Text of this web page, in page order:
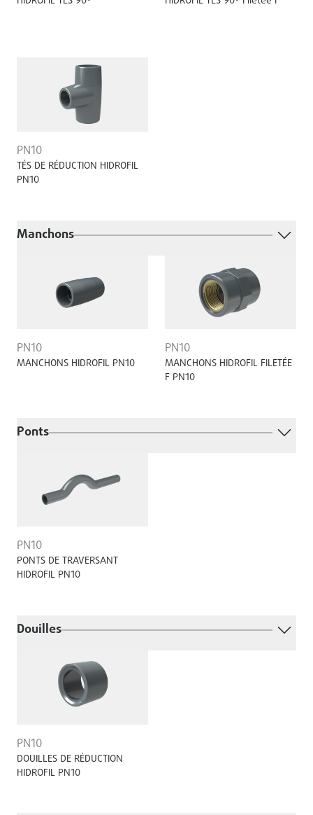
PN10
TÉS DE RÉDUCTION HIDROFIL
PN10
Manchons
PN10
MANCHONS HIDROFIL PN10
PN10
MANCHONS HIDROFIL FILETÉE
F PN10
Ponts
PN10
PONTS DE TRAVERSANT
HIDROFIL PN10
Douilles
PN10
DOUILLES DE RÉDUCTION
HIDROFIL PN10